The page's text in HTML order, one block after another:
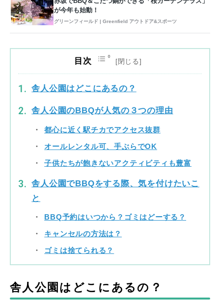
が今年も始動！
グリーンフィールド | Greenfield アウトドア&スポーツ
目次
舎人公園はどこにあるの？
舎人公園のBBQが人気の３つの理由
都心に近く駅チカでアクセス抜群
オールレンタル可、手ぶらでOK
子供たちが飽きないアクティビティも豊富
舎人公園でBBQをする際、気を付けたいこ
と
BBQ予約はいつから？ゴミはどーする？
キャンセルの方法は？
ゴミは捨てられる？
舎人公園はどこにあるの？